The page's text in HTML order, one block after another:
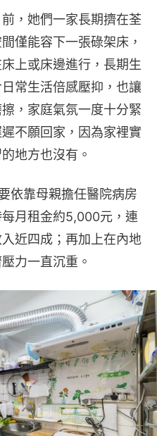
，她們一家長期擠在荃
僅能容下一張碌架床，
上或床邊進行，長期生
常生活倍感壓抑，也讓
，家庭氣氛一度十分緊
不願回家，因為家裡實
地方也沒有。
依靠母親擔任醫院病房
月租金約5,000元，連
近四成；再加上在內地
力一直沉重。